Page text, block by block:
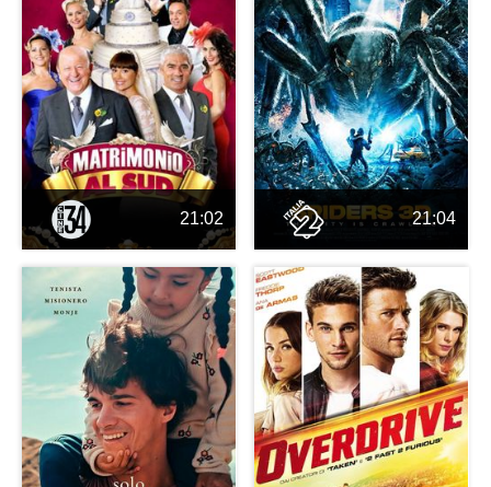
21:02 21:04